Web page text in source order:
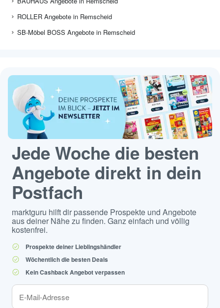
ROLLER Angebote in Remscheid
SB-Möbel BOSS Angebote in Remscheid
Jede Woche die besten
Angebote direkt in dein
Postfach
marktguru hilft dir passende Prospekte und Angebote
aus deiner Nähe zu finden. Ganz einfach und völlig
kostenfrei.
Prospekte deiner Lieblingshändler
Wöchentlich die besten Deals
Kein Cashback Angebot verpassen